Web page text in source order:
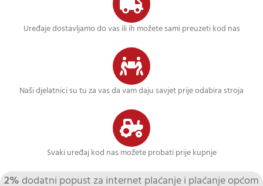
Uređaje dostavljamo do vas ili ih možete sami preuzeti kod nas
Naši djelatnici su tu za vas da vam daju savjet prije odabira stroja
Svaki uređaj kod nas možete probati prije kupnje
2% dodatni popust za internet plaćanje i plaćanje općom